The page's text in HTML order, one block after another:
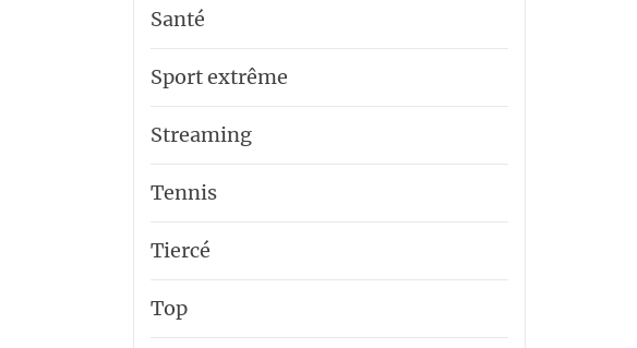
Santé
Sport extrême
Streaming
Tennis
Tiercé
Top